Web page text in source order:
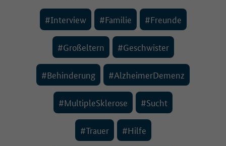
#Interview #Familie #Freunde
#Großeltern #Geschwister
#Behinderung #AlzheimerDemenz
#MultipleSklerose #Sucht
#Trauer #Hilfe